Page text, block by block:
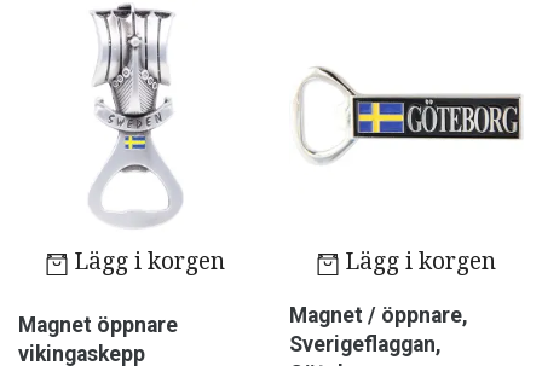
Lägg i korgen
Magnet öppnare
vikingaskepp
Lägg i korgen
Magnet / öppnare,
Sverigeflaggan,